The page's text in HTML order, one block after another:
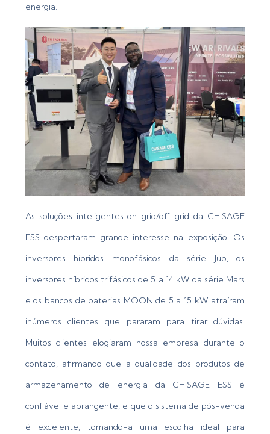
energia.
As soluções inteligentes on-grid/off-grid da CHISAGE
ESS despertaram grande interesse na exposição. Os
inversores híbridos monofásicos da série Jup, os
inversores híbridos trifásicos de 5 a 14 kW da série Mars
e os bancos de baterias MOON de 5 a 15 kW atraíram
inúmeros clientes que pararam para tirar dúvidas.
Muitos clientes elogiaram nossa empresa durante o
contato, afirmando que a qualidade dos produtos de
armazenamento de energia da CHISAGE ESS é
confiável e abrangente, e que o sistema de pós-venda
é excelente, tornando-a uma escolha ideal para